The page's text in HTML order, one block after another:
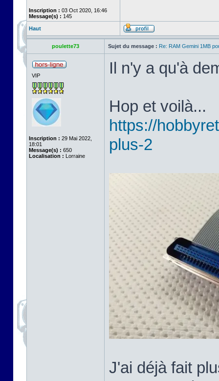
Inscription : 03 Oct 2020, 16:46
Message(s) : 145
Haut
poulette73 Sujet du message : Re: RAM Gemini 1MB
VIP
Inscription : 29 Mai 2022,
18:01
Message(s) : 650
Localisation : Lorraine
Il n'y a qu'à
Hop et voilà...
https://
plus-2
J'ai déjà fait